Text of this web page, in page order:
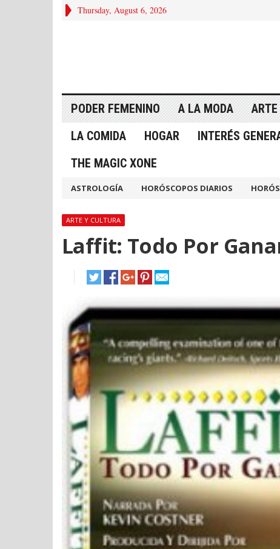
Thursday, August 6, 2026
PODER FEMENINO A LA MODA
LA COMIDA
HOGAR INTERÉS
THE MAGIC XONE
ASTROLOGÍA HORÓSCOPOS DIARIOS
ARTE Y CULTURA
Laffit: Todo Por